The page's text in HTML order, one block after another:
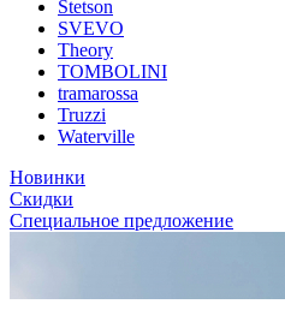
Stetson
SVEVO
Theory
TOMBOLINI
tramarossa
Truzzi
Waterville
Новинки
Скидки
Специальное предложение